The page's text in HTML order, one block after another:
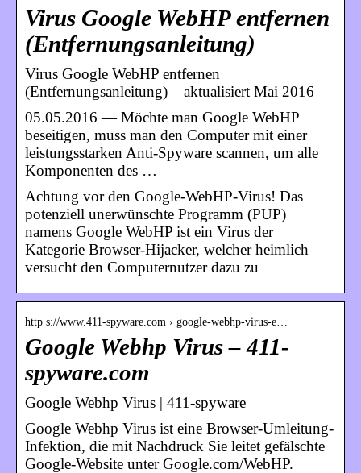
Virus Google WebHP entfernen
(Entfernungsanleitung)
Virus Google WebHP entfernen
(Entfernungsanleitung) – aktualisiert Mai 2016
05.05.2016 — Möchte man Google WebHP
beseitigen, muss man den Computer mit einer
leistungsstarken Anti-Spyware scannen, um alle
Komponenten des …
Achtung vor den Google-WebHP-Virus! Das
potenziell unerwünschte Programm (PUP)
namens Google WebHP ist ein Virus der
Kategorie Browser-Hijacker, welcher heimlich
versucht den Computernutzer dazu zu
http s://www.411-spyware.com › google-webhp-virus-e…
Google Webhp Virus – 411-
spyware.com
Google Webhp Virus | 411-spyware
Google Webhp Virus ist eine Browser-Umleitung-
Infektion, die mit Nachdruck Sie leitet gefälschte
Google-Website unter Google.com/WebHP.